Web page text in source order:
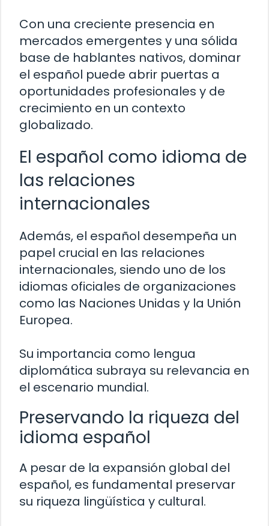
Con una creciente presencia en
mercados emergentes y una sólida
base de hablantes nativos, dominar
el español puede abrir puertas a
oportunidades profesionales y de
crecimiento en un contexto
globalizado.
El español como idioma de
las relaciones
internacionales
Además, el español desempeña un
papel crucial en las relaciones
internacionales, siendo uno de los
idiomas oficiales de organizaciones
como las Naciones Unidas y la Unión
Europea.
Su importancia como lengua
diplomática subraya su relevancia en
el escenario mundial.
Preservando la riqueza del
idioma español
A pesar de la expansión global del
español, es fundamental preservar
su riqueza lingüística y cultural.